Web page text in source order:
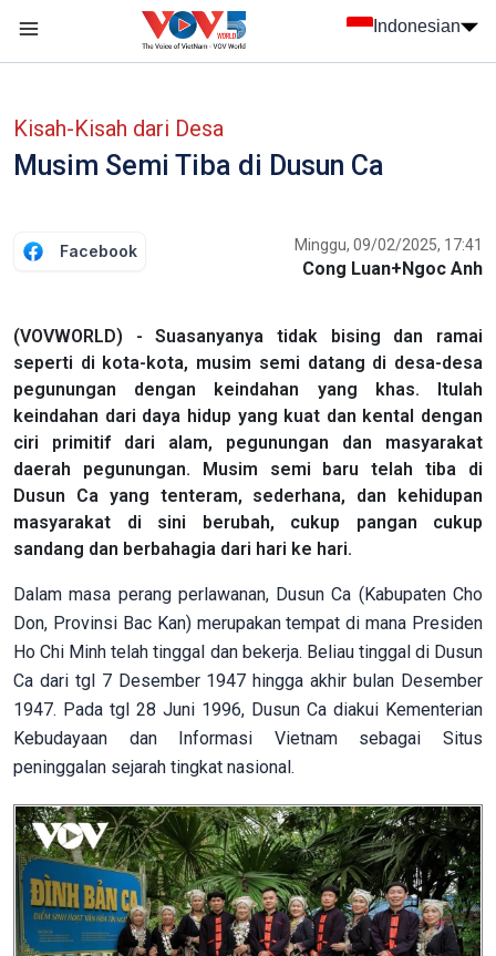
Indonesian
Kisah-Kisah dari Desa
Musim Semi Tiba di Dusun Ca
Facebook Minggu, 09/02/2025, 17:41
Cong Luan+Ngoc Anh
(VOVWORLD) - Suasanyanya tidak bising dan ramai
seperti di kota-kota, musim semi datang di desa-desa
pegunungan dengan keindahan yang khas. Itulah
keindahan dari daya hidup yang kuat dan kental dengan
ciri primitif dari alam, pegunungan dan masyarakat
daerah pegunungan. Musim semi baru telah tiba di
Dusun Ca yang tenteram, sederhana, dan kehidupan
masyarakat di sini berubah, cukup pangan cukup
sandang dan berbahagia dari hari ke hari.
Dalam masa perang perlawanan, Dusun Ca (Kabupaten Cho
Don, Provinsi Bac Kan) merupakan tempat di mana Presiden
Ho Chi Minh telah tinggal dan bekerja. Beliau tinggal di Dusun
Ca dari tgl 7 Desember 1947 hingga akhir bulan Desember
1947. Pada tgl 28 Juni 1996, Dusun Ca diakui Kementerian
Kebudayaan dan Informasi Vietnam sebagai Situs
peninggalan sejarah tingkat nasional.